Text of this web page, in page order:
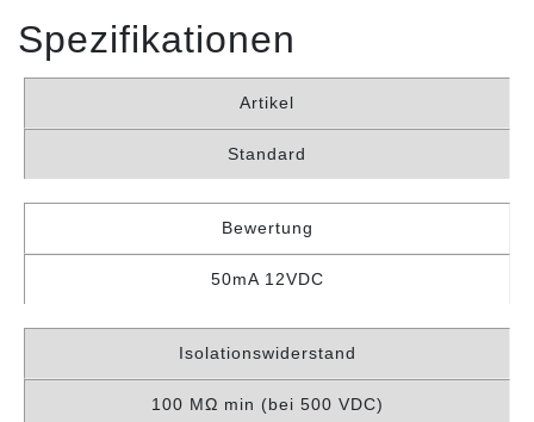
Spezifikationen
Artikel
Standard
Bewertung
50mA 12VDC
Isolationswiderstand
100 MΩ min (bei 500 VDC)